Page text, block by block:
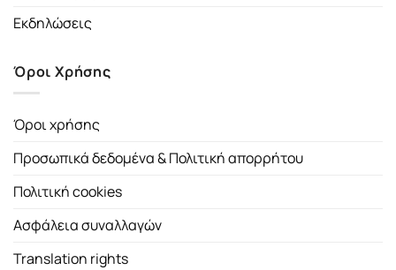
Εκδηλώσεις
Όροι Χρήσης
Όροι χρήσης
Προσωπικά δεδομένα & Πολιτική απορρήτου
Πολιτική cookies
Ασφάλεια συναλλαγών
Translation rights